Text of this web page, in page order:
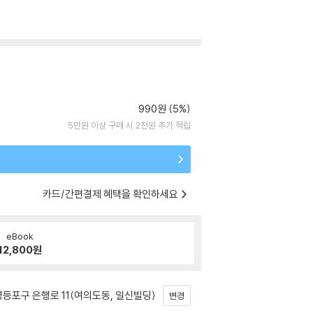
990원 (5%)
5만원 이상 구매 시 2천원 추가 적립
카드/간편결제 혜택을 확인하세요
eBook
원
포구 은행로 11(여의도동, 일신빌딩) 변경